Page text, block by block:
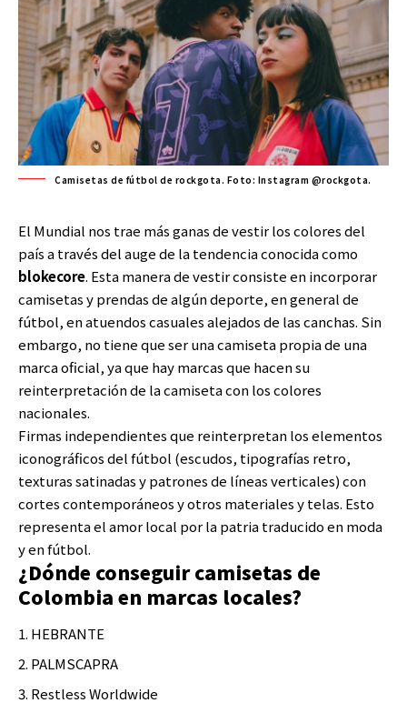
Camisetas de fútbol de rockgota. Foto: Instagram @rockgota.
El Mundial nos trae más ganas de vestir los colores del
país a través del auge de la tendencia conocida como
blokecore. Esta manera de vestir consiste en incorporar
camisetas y prendas de algún deporte, en general de
fútbol, en atuendos casuales alejados de las canchas. Sin
embargo, no tiene que ser una camiseta propia de una
marca oficial, ya que hay marcas que hacen su
reinterpretación de la camiseta con los colores
nacionales.
Firmas independientes que reinterpretan los elementos
iconográficos del fútbol (escudos, tipografías retro,
texturas satinadas y patrones de líneas verticales) con
cortes contemporáneos y otros materiales y telas. Esto
representa el amor local por la patria traducido en moda
y en fútbol.
¿Dónde conseguir camisetas de
Colombia en marcas locales?
HEBRANTE
PALMSCAPRA
Restless Worldwide